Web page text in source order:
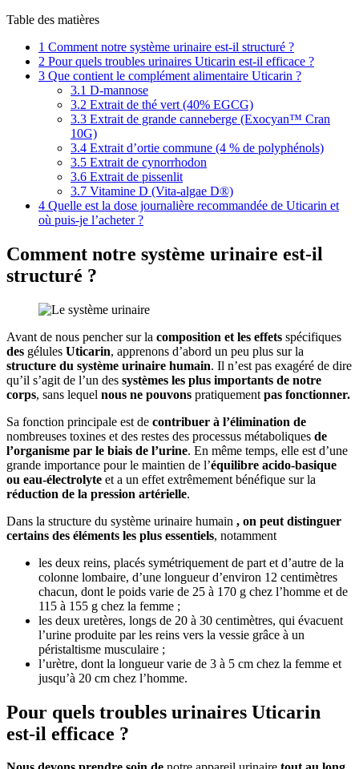
Table des matières
1 Comment notre système urinaire est-il structuré ?
2 Pour quels troubles urinaires Uticarin est-il efficace ?
3 Que contient le complément alimentaire Uticarin ?
3.1 D-mannose
3.2 Extrait de thé vert (40% EGCG)
3.3 Extrait de grande canneberge (Exocyan™ Cran
10G)
3.4 Extrait d’ortie commune (4 % de polyphénols)
3.5 Extrait de cynorrhodon
3.6 Extrait de pissenlit
3.7 Vitamine D (Vita-algae D®)
4 Quelle est la dose journalière recommandée de Uticarin et
où puis-je l’acheter ?
Comment notre système urinaire est-il
structuré ?
Avant de nous pencher sur la composition et les effets spécifiques
des gélules Uticarin, apprenons d’abord un peu plus sur la
structure du système urinaire humain. Il n’est pas exagéré de dire
qu’il s’agit de l’un des systèmes les plus importants de notre
corps, sans lequel nous ne pouvons pratiquement pas fonctionner.
Sa fonction principale est de contribuer à l’élimination de
nombreuses toxines et des restes des processus métaboliques de
l’organisme par le biais de l’urine. En même temps, elle est d’une
grande importance pour le maintien de l’équilibre acido-basique
ou eau-électrolyte et a un effet extrêmement bénéfique sur la
réduction de la pression artérielle.
Dans la structure du système urinaire humain , on peut distinguer
certains des éléments les plus essentiels, notamment
les deux reins, placés symétriquement de part et d’autre de la
colonne lombaire, d’une longueur d’environ 12 centimètres
chacun, dont le poids varie de 25 à 170 g chez l’homme et de
115 à 155 g chez la femme ;
les deux uretères, longs de 20 à 30 centimètres, qui évacuent
l’urine produite par les reins vers la vessie grâce à un
péristaltisme musculaire ;
l’urètre, dont la longueur varie de 3 à 5 cm chez la femme et
jusqu’à 20 cm chez l’homme.
Pour quels troubles urinaires Uticarin
est-il efficace ?